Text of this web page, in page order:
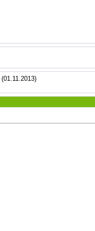
(01.11.2013)